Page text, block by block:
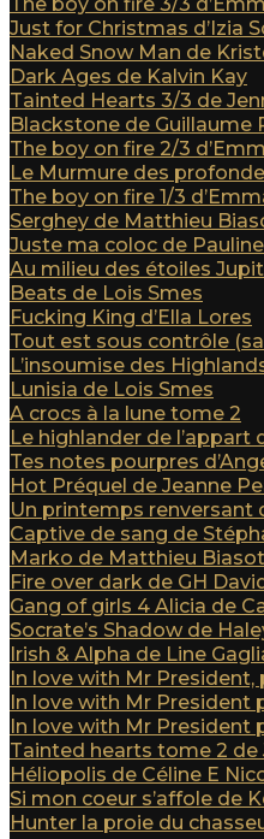
Just for Christmas d’Izia
Naked Snow Man de
Dark Ages de Kalvin Kay
Tainted Hearts 3/3 de
Blackstone de Guillaume
The boy on fire 2/3
Le Murmure des
The boy on fire 1/3
Serghey de Matthieu
Juste ma coloc de
Au milieu des étoiles
Beats de Lois Smes
Fucking King d’Ella Lores
Tout est sous contrôle
L’insoumise des
Lunisia de Lois Smes
A crocs à la lune tome 2
Le highlander de l’appart
Tes notes pourpres
Hot Préquel de Jeanne
Un printemps renversant
Captive de sang de
Marko de Matthieu
Fire over dark de GH
Gang of girls 4 Alicia de
Socrate’s Shadow de
Irish & Alpha de Line
In love with Mr President,
In love with Mr President
In love with Mr President
Tainted hearts tome 2 de
Héliopolis de Céline E
Si mon coeur s’affole de
Hunter la proie du